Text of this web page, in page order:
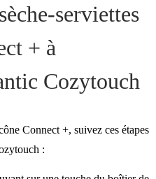
serviettes
+ à
Cozytouch
Connect +, suivez ces étapes
: